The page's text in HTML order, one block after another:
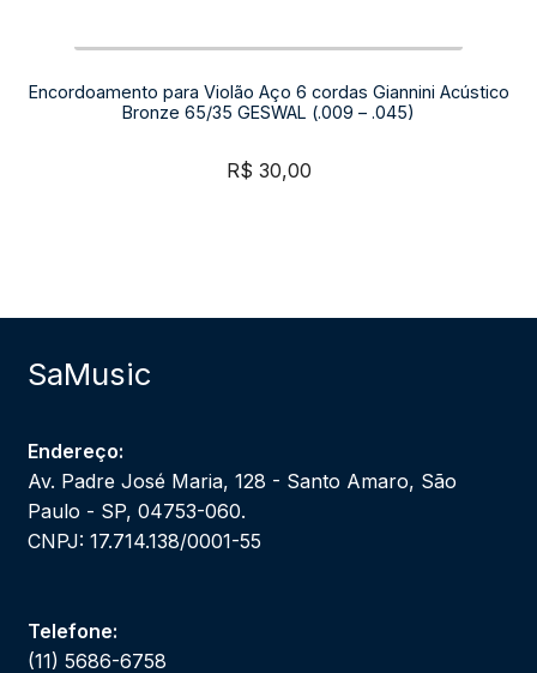
Encordoamento para Violão Aço 6 cordas Giannini Acústico
Bronze 65/35 GESWAL (.009 – .045)
R$ 30,00
SaMusic
Endereço:
Av. Padre José Maria, 128 - Santo Amaro, São
Paulo - SP, 04753-060.
CNPJ: 17.714.138/0001-55
Telefone:
(11) 5686-6758